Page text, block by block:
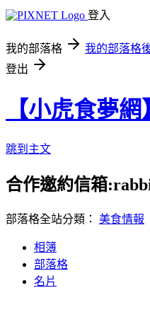
登入
我的部落格 我的部落格
登出
【小虎食夢
跳到主文
合作邀約信箱
部落格全站分類： 美食情報
相簿
部落格
名片